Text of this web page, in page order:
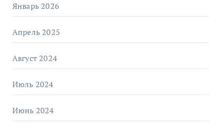
Январь 2026
Апрель 2025
Август 2024
Июль 2024
Июнь 2024